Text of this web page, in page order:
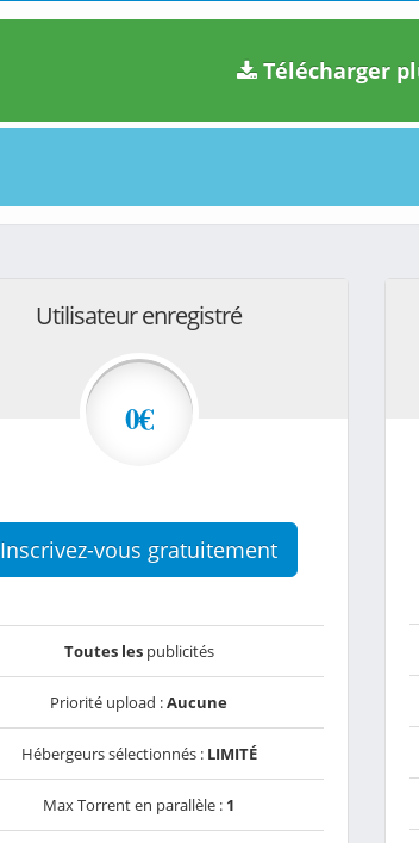
Télécharger
Utilisateur enregistré
0€
Inscrivez-vous gratuitement
Toutes lespublicités
Priorité upload :Aucune
Hébergeurs sélectionnés : LIMITÉ
Max Torrent en parallèle : 1